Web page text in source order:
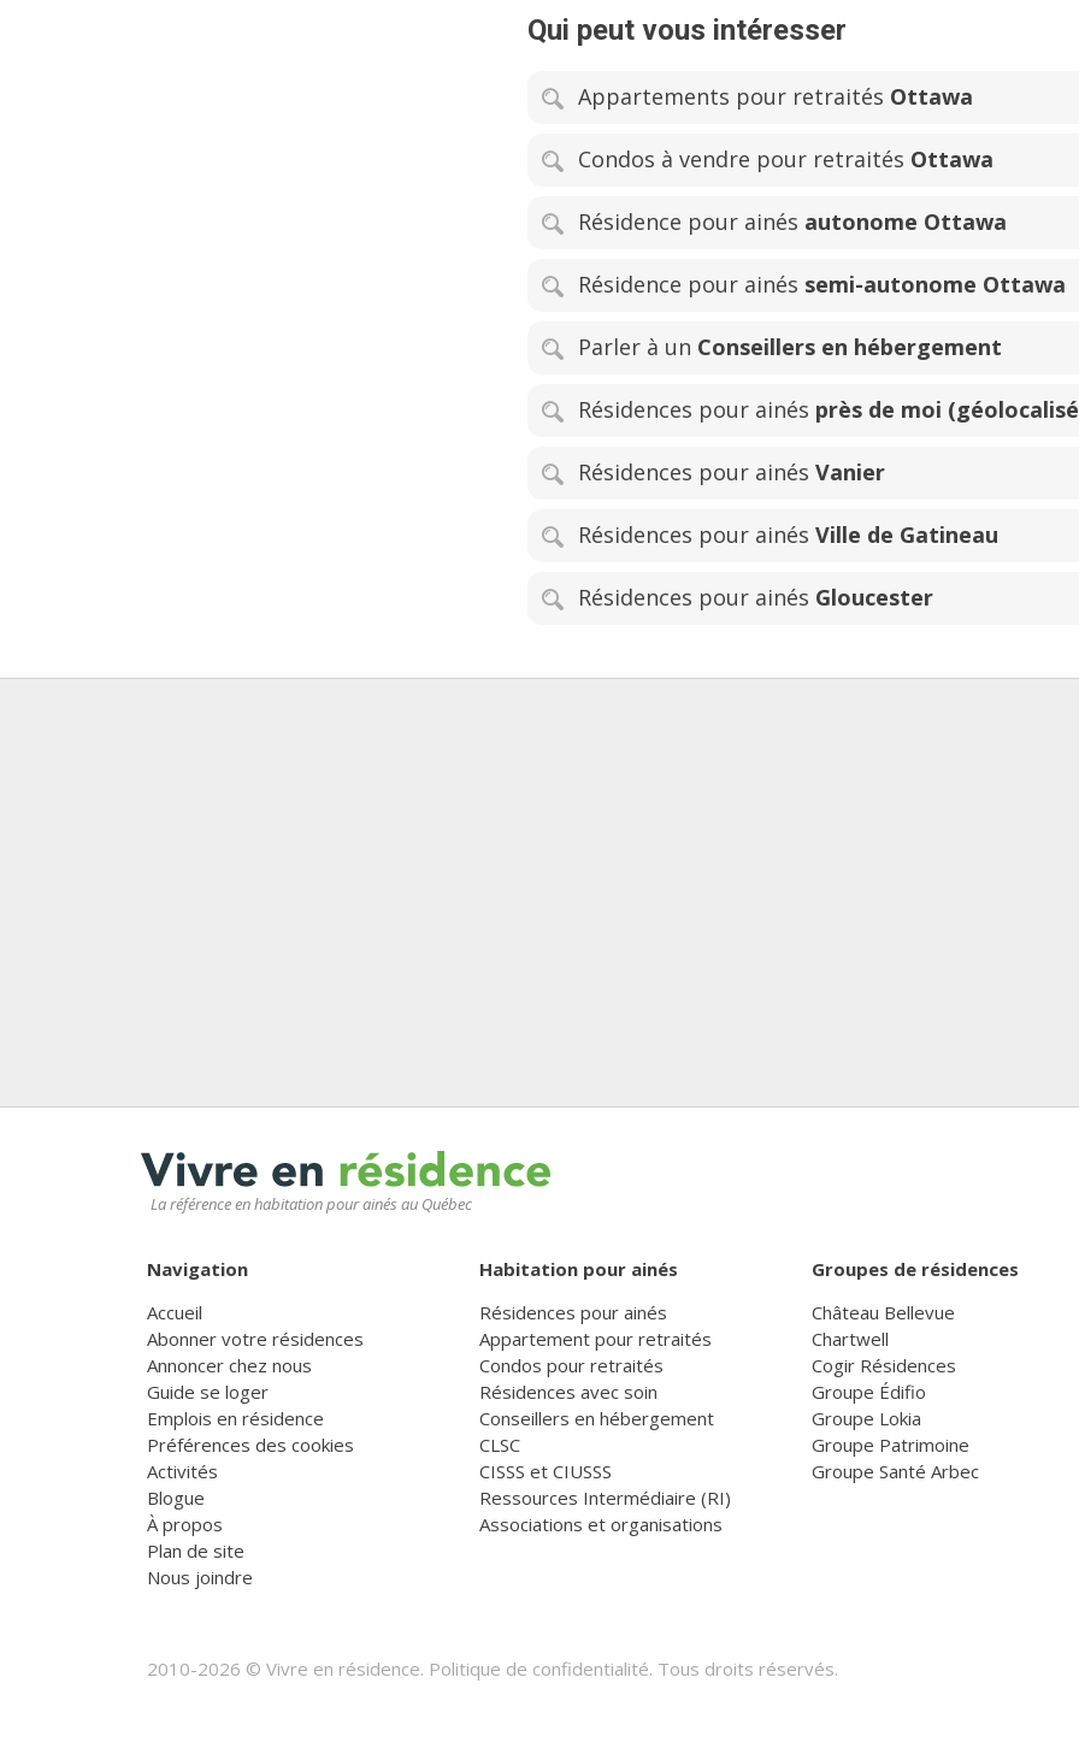
Qui peut vous intéresser
Appartements pour retraités Ottawa
Condos à vendre pour retraités Ottawa
Résidence pour ainés autonome Ottawa
Résidence pour ainés semi-autonome Ottawa
Parler à un Conseillers en hébergement
Résidences pour ainés près de moi
Résidences pour ainés Vanier
Résidences pour ainés Ville de Gatineau
Résidences pour ainés Gloucester
La référence en habitation pour ainés au Québec
Navigation
Accueil
Abonner votre résidences
Annoncer chez nous
Guide se loger
Emplois en résidence
Préférences des cookies
Activités
Blogue
À propos
Plan de site
Nous joindre
Habitation pour ainés
Résidences pour ainés
Appartement pour retraités
Condos pour retraités
Résidences avec soin
Conseillers en hébergement
CLSC
CISSS et CIUSSS
Ressources Intermédiaire (RI)
Associations et organisations
Groupes de résidences
Château Bellevue
Chartwell
Cogir Résidences
Groupe Édifio
Groupe Lokia
Groupe Patrimoine
Groupe Santé Arbec
2010-2026 © Vivre en résidence. Politique de confidentialité. Tous droits réservés.